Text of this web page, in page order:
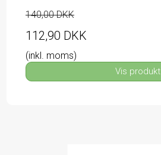
140,00 DKK
112,90 DKK
(inkl. moms)
Vis produkt